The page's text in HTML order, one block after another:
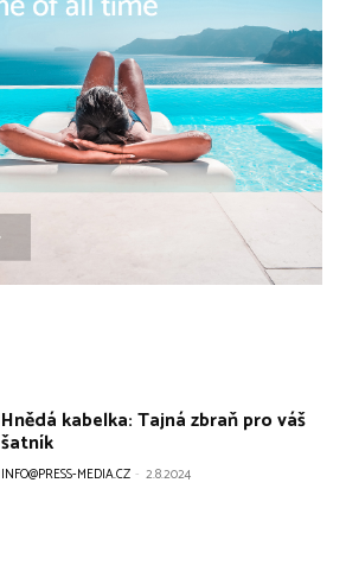
Hnědá kabelka: Tajná zbraň pro váš
šatník
INFO@PRESS-MEDIA.CZ - 2.8.2024